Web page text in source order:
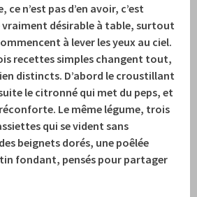
n’est pas d’en avoir, c’est
vraiment désirable à table, surtout
à lever les yeux au ciel.
recettes simples changent tout,
distincts. D’abord le croustillant
le citronné qui met du peps, et
Le même légume, trois
qui se vident sans
beignets dorés, une poêlée
fondant, pensés pour partager